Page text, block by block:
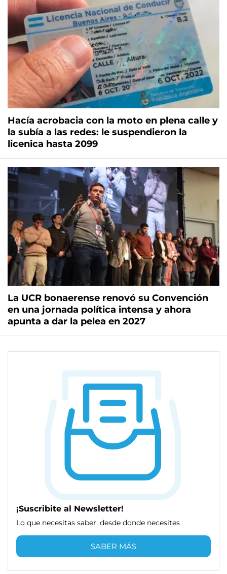
Hacía acrobacia con la moto en plena calle y
la subía a las redes: le suspendieron la
licenica hasta 2099
La UCR bonaerense renovó su Convención
en una jornada política intensa y ahora
apunta a dar la pelea en 2027
¡Suscribite al Newsletter!
Lo que necesitas saber, desde donde necesites
SABER MÁS